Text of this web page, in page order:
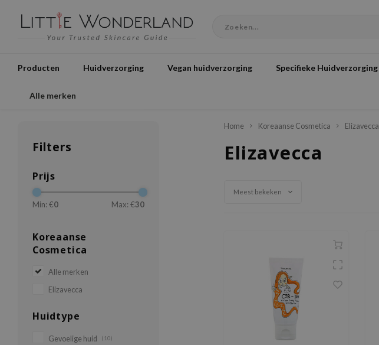
Producten Huidverzorging Vegan huidverzorging Specifieke Huidverzorging
Alle merken
Filters
Prijs
Min: €0 Max: €30
Koreaanse
Cosmetica
Alle merken
Elizavecca
Huidtype
Gevoelige huid (10)
Home Koreaanse Cosmetica Elizavecca
Elizavecca
Meest bekeken